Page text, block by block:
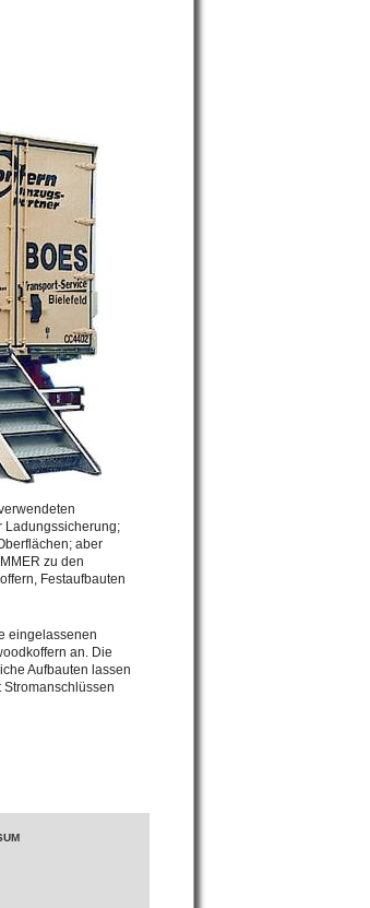
Ladungssicherung;
aber
zu den
Festaufbauten
eingelassenen
an. Die
Aufbauten lassen